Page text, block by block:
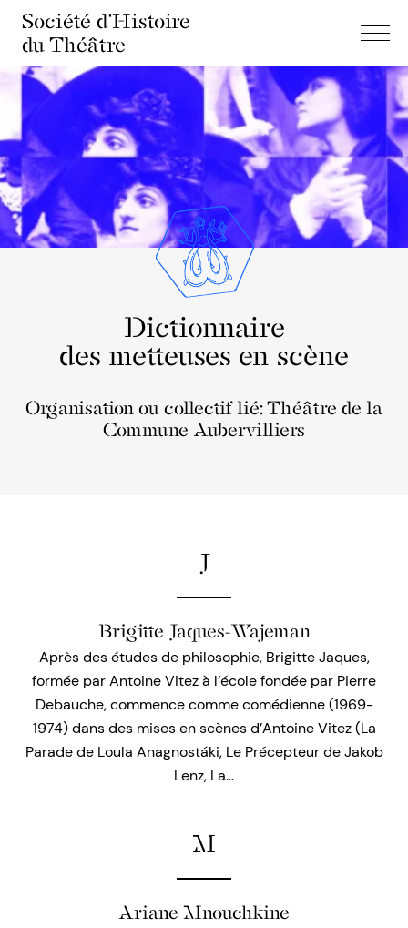
Société d'Histoire
du Théâtre
Dictionnaire
des metteuses en scène
Organisation ou collectif lié: Théâtre de la
Commune Aubervilliers
J
Brigitte Jaques-Wajeman
Après des études de philosophie, Brigitte Jaques,
formée par Antoine Vitez à l’école fondée par Pierre
Debauche, commence comme comédienne (1969-
1974) dans des mises en scènes d’Antoine Vitez (La
Parade de Loula Anagnostáki, Le Précepteur de Jakob
Lenz, La…
M
Ariane Mnouchkine